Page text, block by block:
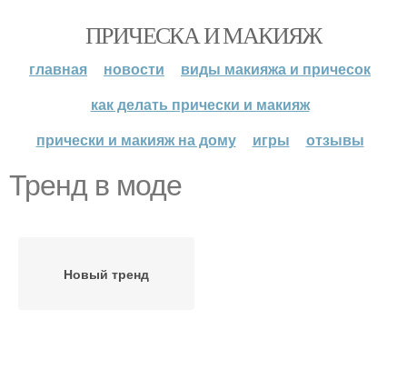
ПРИЧЕСКА И МАКИЯЖ
главная новости
виды макияжа и причесок
как делать прически и макияж
прически и макияж на дому
игры отзывы
Тренд в моде
Новый тренд